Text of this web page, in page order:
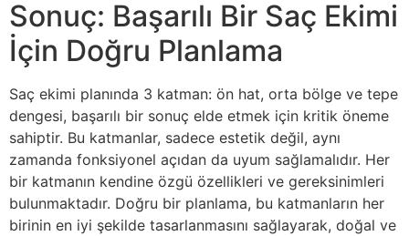
Sonuç: Başarılı Bir Saç Ekimi
İçin Doğru Planlama
Saç ekimi planında 3 katman: ön hat, orta bölge ve tepe
dengesi, başarılı bir sonuç elde etmek için kritik öneme
sahiptir. Bu katmanlar, sadece estetik değil, aynı
zamanda fonksiyonel açıdan da uyum sağlamalıdır. Her
bir katmanın kendine özgü özellikleri ve gereksinimleri
bulunmaktadır. Doğru bir planlama, bu katmanların her
birinin en iyi şekilde tasarlanmasını sağlayarak, doğal ve